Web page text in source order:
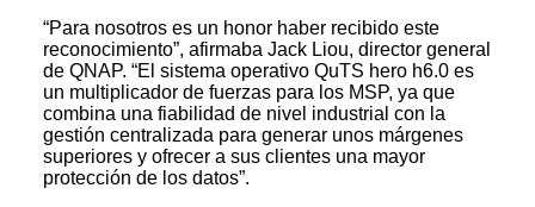
“Para nosotros es un honor haber recibido este
reconocimiento”, afirmaba Jack Liou, director general
de QNAP. “El sistema operativo QuTS hero h6.0 es
un multiplicador de fuerzas para los MSP, ya que
combina una fiabilidad de nivel industrial con la
gestión centralizada para generar unos márgenes
superiores y ofrecer a sus clientes una mayor
protección de los datos”.